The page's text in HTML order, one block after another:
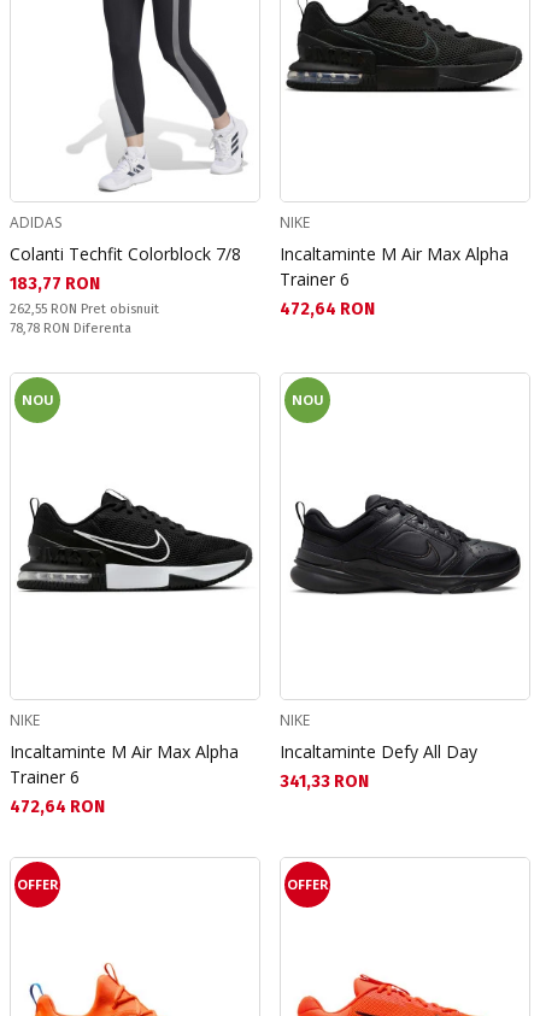
ADIDAS
Colanti Techfit Colorblock 7/8
Текуща цена:
183,77 RON
Pret obisnuit:
262,55 RON Pret obisnuit
Спестявате:
78,78 RON Diferenta
NIKE
Incaltaminte M Air Max Alpha
Trainer 6
Текуща цена:
472,64 RON
NOU
NIKE
Incaltaminte M Air Max Alpha
Trainer 6
Текуща цена:
472,64 RON
NOU
NIKE
Incaltaminte Defy All Day
Текуща цена:
341,33 RON
OFFER OFFER